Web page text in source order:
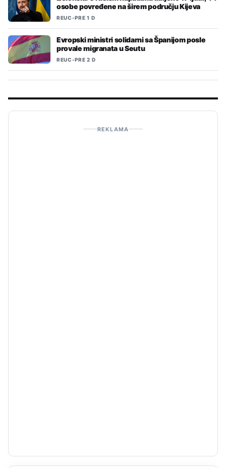
osobe povređene na širem području Kijeva
REUC•PRE 1 D
Evropski ministri solidarni sa Španijom posle
provale migranata u Seutu
REUC•PRE 2 D
REKLAMA